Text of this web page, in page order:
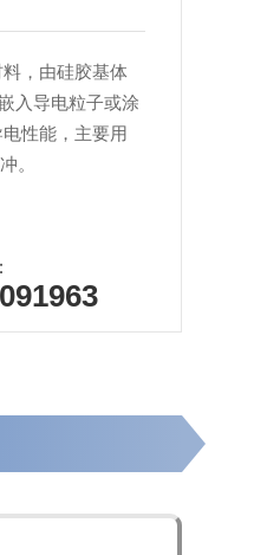
，由硅胶基体
入导电粒子或涂
性能，主要用
。